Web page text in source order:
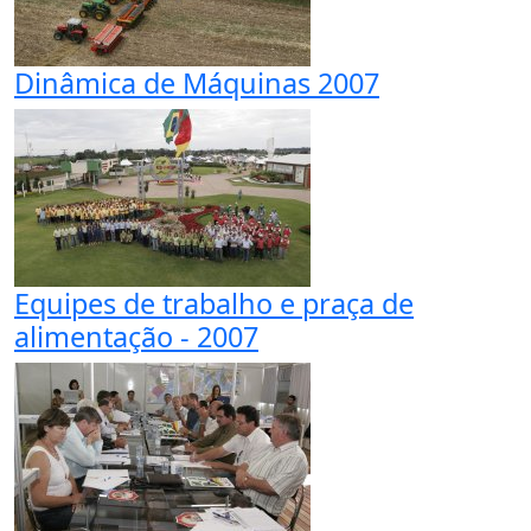
Dinâmica de Máquinas 2007
Equipes de trabalho e praça de
alimentação - 2007